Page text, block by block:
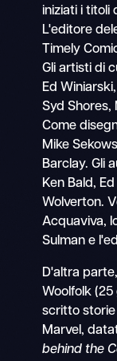
iniziati i titoli
L'editore
Timely
Gli artisti di
Ed
Syd Shores,
Come
Mike
Barclay. Gli
Ken Bald,
Wolverton.
Acquaviva,
Sulman e
D'altra
Woolfolk (25
scritto
Marvel,
behind the